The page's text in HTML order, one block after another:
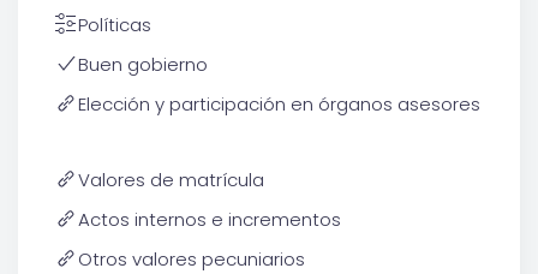
Políticas
Buen gobierno
Elección y participación en órganos asesores
Valores de matrícula
Actos internos e incrementos
Otros valores pecuniarios